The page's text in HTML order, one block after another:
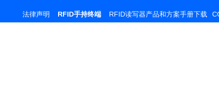
法律声明 RFID手持终端 RFID读写器产品和方案手册下载